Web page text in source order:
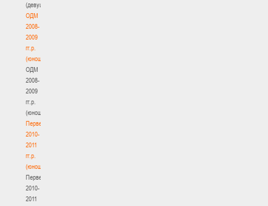
(девушки)
ОДМ
2008-
2009
гг.р.
(юноши)
ОДМ
2008-
2009
гг.р.
(юноши)
Первенство
2010-
2011
гг.р.
(юноши)
Первенство
2010-
2011